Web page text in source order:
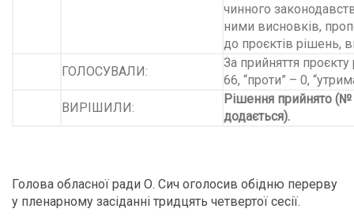
чинного
ними висновків,
до проєктів рішень,
ГОЛОСУВАЛИ:
За прийняття
66, “проти” – 0,
ВИРІШИЛИ:
Рішення прийнято
додається).
Голова обласної ради О. Сич оголосив обідню перерву
у пленарному засіданні тридцять четвертої сесії.